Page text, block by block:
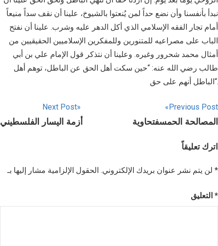
نبدأ بأنفسنا وأن نضع حداً لمن يُنعتوا بالشيوخ، علينا أن نقف سداً منيعاً
أمام تجار الفقه الإسلامي الذي أكل الدهر عليه وشرب. علينا أن نفتح
الباب على مصراعيه للمتنورين وللمفكرين الإسلاميين الحقيقيين من
أمثال محمد شحرور وغيره. وعلينا أن نتذكر قول الإمام علي بن أبي
طالب رضي الله عنه: “حين سكت أهل الحق عن الباطل، توهم أهل
الباطل أنهم على حق“.
Previous Post
المصالحة الحمسفتحاوية
Next Post
أزمة اليسار الفلسطيني
اترك تعليقاً
لن يتم نشر عنوان بريدك الإلكتروني. *
*